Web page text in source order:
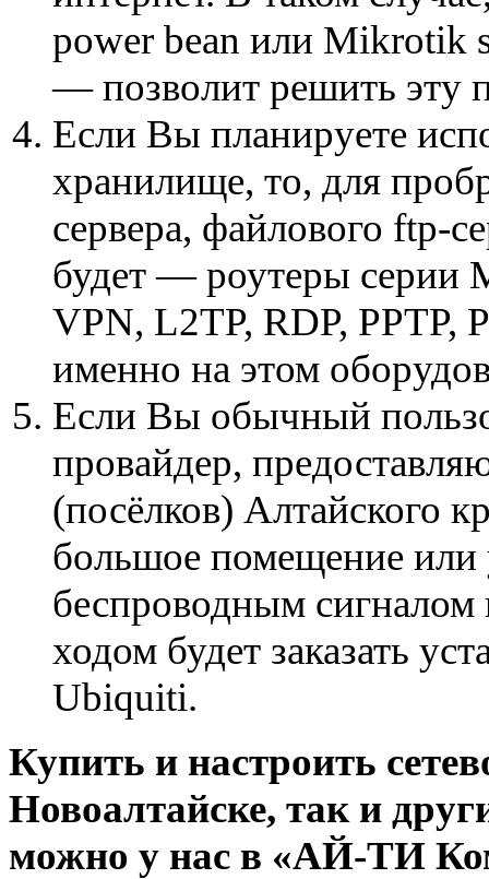
power bean или Mikrotik
— позволит решить эту
Если Вы планируете
хранилище, то, для
сервера, файлового ftp-
будет — роутеры серии
VPN, L2TP, RDP, PPTP,
именно на этом
Если Вы обычный
провайдер,
(посёлков) Алтайского
большое помещение
беспроводным сигналом
ходом будет заказать
Ubiquiti.
Купить и настроить
Новоалтайске, так и
можно у нас в «АЙ-ТИ